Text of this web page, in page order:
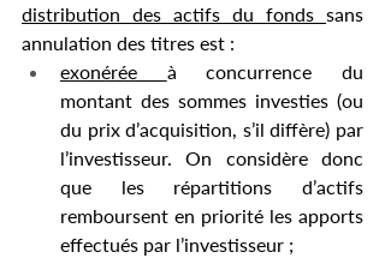
distribution des actifs du fonds sans
annulation des titres est :
exonérée à concurrence du
montant des sommes investies (ou
du prix d’acquisition, s’il diffère) par
l’investisseur. On considère donc
que les répartitions d’actifs
remboursent en priorité les apports
effectués par l’investisseur ;